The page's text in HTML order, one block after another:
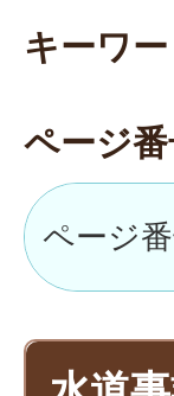
キーワー
ページ